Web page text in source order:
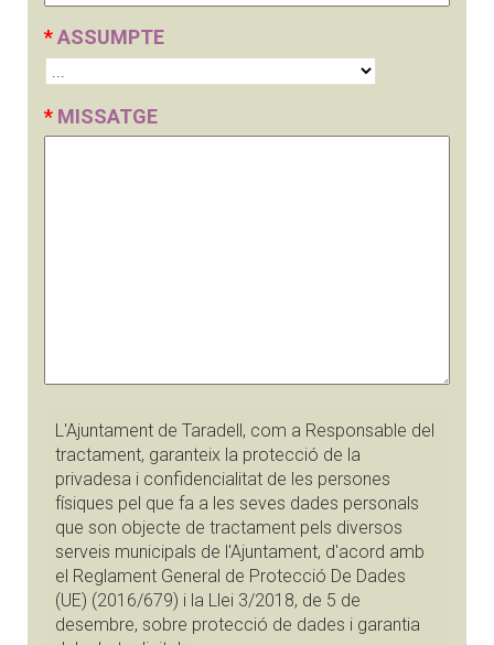
*ASSUMPTE
* MISSATGE
L'Ajuntament de Taradell, com a Responsable del
tractament, garanteix la protecció de la
privadesa i confidencialitat de les persones
físiques pel que fa a les seves dades personals
que son objecte de tractament pels diversos
serveis municipals de l'Ajuntament, d'acord amb
el Reglament General de Protecció De Dades
(UE) (2016/679) i la Llei 3/2018, de 5 de
desembre, sobre protecció de dades i garantia